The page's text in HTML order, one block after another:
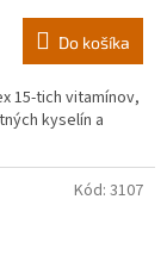
Do košíka
15-tich vitamínov,
kyselín a
Kód: 3107